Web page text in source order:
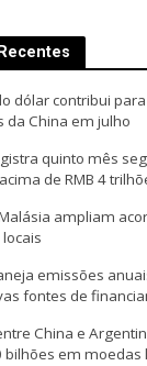
dólar contribui
da China em julho
quinto mês
de RMB 4
ampliam
emissões
fontes de
China e
bilhões em moedas